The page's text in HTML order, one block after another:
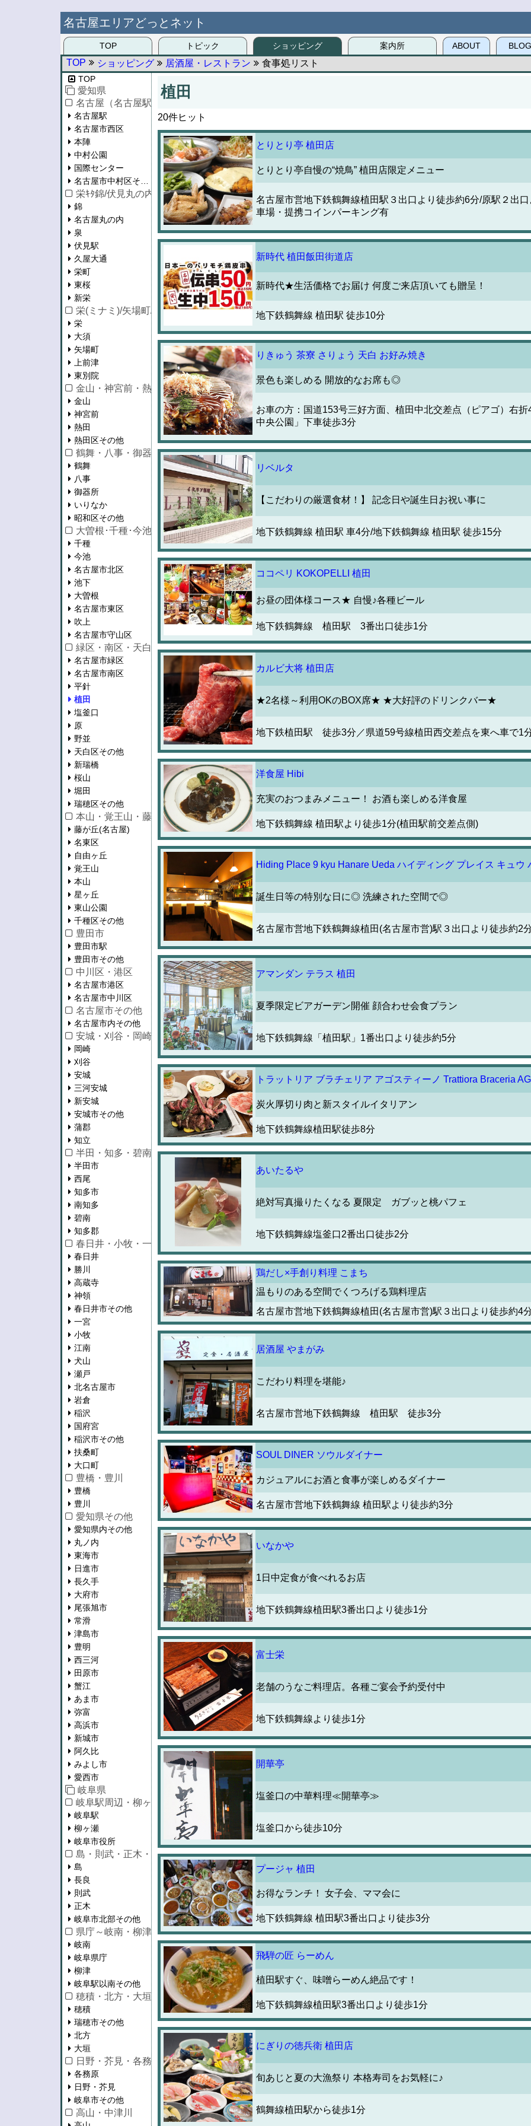
名古屋エリアどっとネット
TOP トピック ショッピング 案内所 ABOUT BLOG
TOP ショッピング 居酒屋・レストラン 食事処リスト
植田
20件ヒット
とりとり亭 植田店
とりとり亭自慢の“焼鳥” 植田店限定メニュー
名古屋市営地下鉄鶴舞線植田駅３出口より徒歩約6分/原駅２出
車場・提携コインパーキング有
新時代 植田飯田街道店
新時代★生活価格でお届け 何度ご来店頂いても贈呈！
地下鉄鶴舞線 植田駅 徒歩10分
りきゅう 茶寮 さりょう 天白 お好み焼き
景色も楽しめる 開放的なお席も◎
お車の方：国道153号三好方面、植田中北交差点（ピアゴ）右
中央公園」下車徒歩3分
リベルタ
【こだわりの厳選食材！】 記念日や誕生日お祝い事に
地下鉄鶴舞線 植田駅 車4分/地下鉄鶴舞線 植田駅 徒歩15分
ココペリ KOKOPELLI 植田
お昼の団体様コース★ 自慢♪各種ビール
地下鉄鶴舞線 植田駅 3番出口徒歩1分
カルビ大将 植田店
★2名様～利用OKのBOX席★ ★大好評のドリンクバー★
地下鉄植田駅 徒歩3分／県道59号線植田西交差点を東へ車で1
洋食屋 Hibi
充実のおつまみメニュー！ お酒も楽しめる洋食屋
地下鉄鶴舞線 植田駅より徒歩1分(植田駅前交差点側)
Hiding Place 9 kyu Hanare Ueda ハイディング プレイス キュウ
誕生日等の特別な日に◎ 洗練された空間で◎
名古屋市営地下鉄鶴舞線植田(名古屋市営)駅３出口より徒歩約2
アマンダン テラス 植田
夏季限定ビアガーデン開催 顔合わせ会食プラン
地下鉄鶴舞線「植田駅」1番出口より徒歩約5分
トラットリア ブラチェリア アゴスティーノ Trattiora Braceria
炭火厚切り肉と新スタイルイタリアン
地下鉄鶴舞線植田駅徒歩8分
あいたるや
絶対写真撮りたくなる 夏限定 ガブッと桃パフェ
地下鉄鶴舞線塩釜口2番出口徒歩2分
鶏だし×手創り料理 こまち
温もりのある空間でくつろげる鶏料理店
名古屋市営地下鉄鶴舞線植田(名古屋市営)駅３出口より徒歩約4
居酒屋 やまがみ
こだわり料理を堪能♪
名古屋市営地下鉄鶴舞線 植田駅 徒歩3分
SOUL DINER ソウルダイナー
カジュアルにお酒と食事が楽しめるダイナー
名古屋市営地下鉄鶴舞線 植田駅より徒歩約3分
いなかや
1日中定食が食べれるお店
地下鉄鶴舞線植田駅3番出口より徒歩1分
富士栄
老舗のうなご料理店。各種ご宴会予約受付中
地下鉄鶴舞線より徒歩1分
開華亭
塩釜口の中華料理≪開華亭≫
塩釜口から徒歩10分
プージャ 植田
お得なランチ！ 女子会、ママ会に
地下鉄鶴舞線 植田駅3番出口より徒歩3分
飛騨の匠 らーめん
植田駅すぐ、味噌らーめん絶品です！
地下鉄鶴舞線植田駅3番出口より徒歩1分
にぎりの徳兵衛 植田店
旬あじと夏の大漁祭り 本格寿司をお気軽に♪
鶴舞線植田駅から徒歩1分
TOP
愛知県
名古屋（名古屋駅/西区/中村区）
名古屋駅
名古屋市西区
本陣
中村公園
国際センター
名古屋市中村区その他
栄ｷﾀ錦/伏見丸の内/泉/東桜/新栄
錦
名古屋丸の内
泉
伏見駅
久屋大通
栄町
東桜
新栄
栄(ミナミ)/矢場町/大須/上前津
栄
大須
矢場町
上前津
東別院
金山・神宮前・熱田区
金山
神宮前
熱田
熱田区その他
鶴舞・八事・御器所
鶴舞
八事
御器所
いりなか
昭和区その他
大曽根･千種･今池･池下･守山区
千種
今池
名古屋市北区
池下
大曽根
名古屋市東区
吹上
名古屋市守山区
緑区・南区・天白区・瑞穂区
名古屋市緑区
名古屋市南区
平針
植田
塩釜口
原
野並
天白区その他
新瑞橋
桜山
堀田
瑞穂区その他
本山・覚王山・藤が丘
藤が丘(名古屋)
名東区
自由ヶ丘
覚王山
本山
星ヶ丘
東山公園
千種区その他
豊田市
豊田市駅
豊田市その他
中川区・港区
名古屋市港区
名古屋市中川区
名古屋市その他
名古屋市内その他
安城・刈谷・岡崎・知立・蒲郡
岡崎
刈谷
安城
三河安城
新安城
安城市その他
蒲郡
知立
半田・知多・碧南・西尾
半田市
西尾
知多市
南知多
碧南
知多郡
春日井・小牧・一宮・江南・瀬戸
春日井
勝川
高蔵寺
神領
春日井市その他
一宮
小牧
江南
犬山
瀬戸
北名古屋市
岩倉
稲沢
国府宮
稲沢市その他
扶桑町
大口町
豊橋・豊川
豊橋
豊川
愛知県その他
愛知県内その他
丸ノ内
東海市
日進市
長久手
大府市
尾張旭市
常滑
津島市
豊明
西三河
田原市
蟹江
あま市
弥富
高浜市
新城市
阿久比
みよし市
愛西市
岐阜県
岐阜駅周辺・柳ヶ瀬・市役所
岐阜駅
柳ヶ瀬
岐阜市役所
島・則武・正木・長良
島
長良
則武
正木
岐阜市北部その他
県庁～岐南・柳津・岐阜駅以南
岐南
岐阜県庁
柳津
岐阜駅以南その他
穂積・北方・大垣
穂積
瑞穂市その他
北方
大垣
日野・芥見・各務原
各務原
日野・芥見
岐阜市その他
高山・中津川